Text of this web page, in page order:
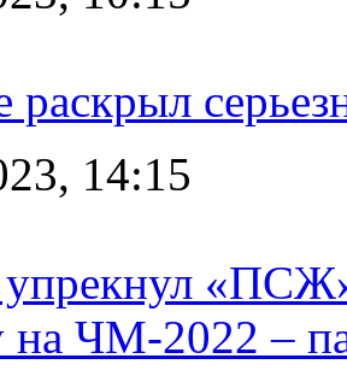
раскрыл
14:15
«ПСЖ»
на ЧМ-2022 –